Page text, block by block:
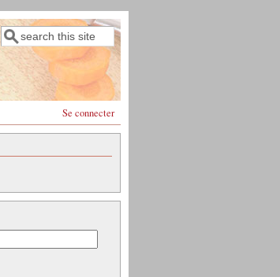
Formulaire de recherche
Rechercher
Se connecter